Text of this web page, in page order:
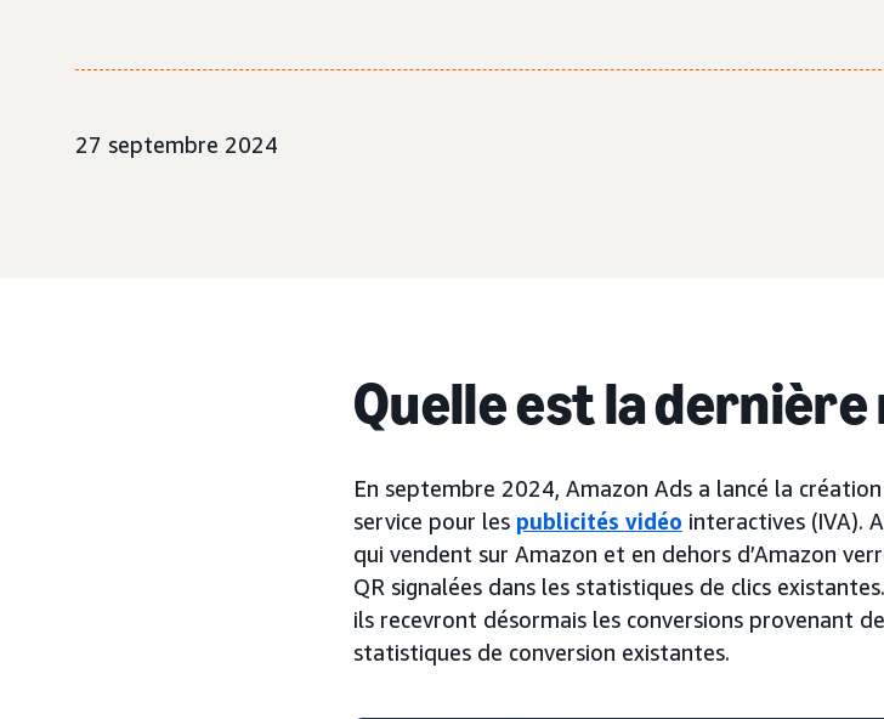
27 septembre 2024
Quelle est la
En septembre 2024, Amazon Ads a lancé la
service pour les publicités vidéo interactives (IVA).
qui vendent sur Amazon et en dehors d’Amazon
QR signalées dans les statistiques de clics
ils recevront désormais les conversions provenant
statistiques de conversion existantes.